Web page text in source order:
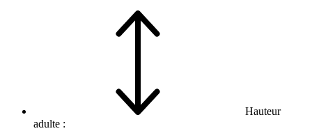
Hauteur
adulte :